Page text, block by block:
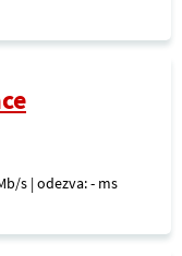
s | odezva: - ms